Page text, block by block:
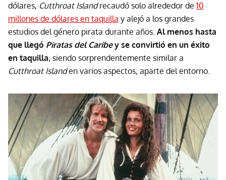
dólares, Cutthroat Islandrecaudó solo alrededor de 10
millones de dólares en taquilla y alejó a los grandes
estudios del género pirata durante años. Al menos hasta
que llegó Piratas del Caribey se convirtió en un éxito
en taquilla, siendo sorprendentemente similar a
Cutthroat Islanden varios aspectos, aparte del entorno.